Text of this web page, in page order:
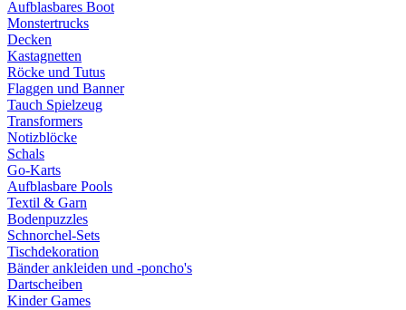
Aufblasbares Boot
Monstertrucks
Decken
Kastagnetten
Röcke und Tutus
Flaggen und Banner
Tauch Spielzeug
Transformers
Notizblöcke
Schals
Go-Karts
Aufblasbare Pools
Textil & Garn
Bodenpuzzles
Schnorchel-Sets
Tischdekoration
Bänder ankleiden und -poncho's
Dartscheiben
Kinder Games